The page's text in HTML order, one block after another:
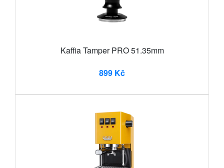
Kaffia Tamper PRO 51.35mm
899 Kč